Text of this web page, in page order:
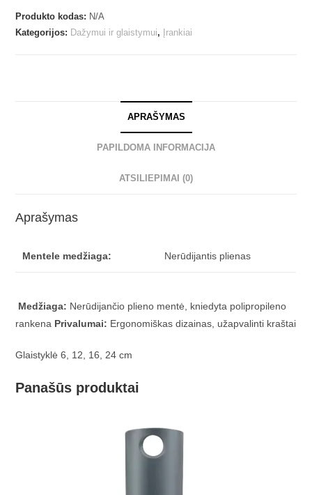
Produkto kodas: N/A
Kategorijos: Dažymui ir glaistymui, Įrankiai
APRAŠYMAS
PAPILDOMA INFORMACIJA
ATSILIEPIMAI (0)
Aprašymas
Mentele medžiaga: Nerūdijantis plienas
Medžiaga: Nerūdijančio plieno mentė, kniedyta polipropileno
rankena Privalumai: Ergonomiškas dizainas, užapvalinti kraštai
Glaistyklė 6, 12, 16, 24 cm
Panašūs produktai